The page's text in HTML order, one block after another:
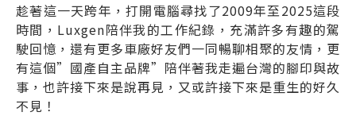
趁著這一天跨年，打開電腦尋找了2009年至2025這段
時間，Luxgen陪伴我的工作紀錄，充滿許多有趣的駕
駛回憶，還有更多車廠好友們一同暢聊相聚的友情，更
有這個”國產自主品牌”陪伴著我走遍台灣的腳印與故
事，也許接下來是說再見，又或許接下來是重生的好久
不見！